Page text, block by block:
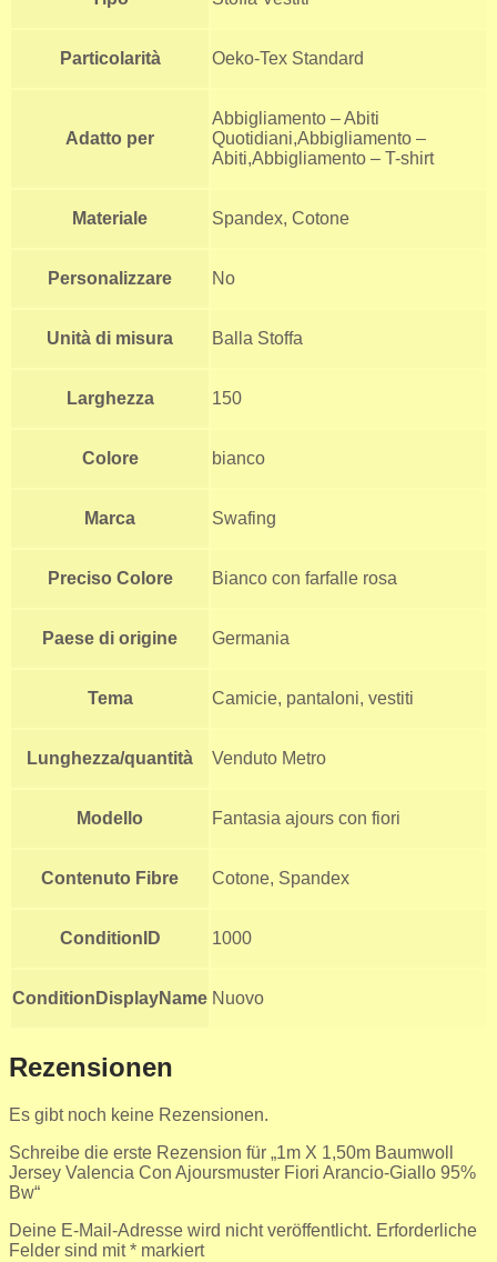
Particolarità Oeko-Tex Standard
Adatto per
Abbigliamento – Abiti
Quotidiani,Abbigliamento –
Abiti,Abbigliamento – T-shirt
Materiale Spandex, Cotone
Personalizzare No
Unità di misura Balla Stoffa
Larghezza 150
Colore bianco
Marca Swafing
Preciso Colore Bianco con farfalle rosa
Paese di origine Germania
Tema Camicie, pantaloni, vestiti
Lunghezza/quantità Venduto Metro
Modello Fantasia ajours con fiori
Contenuto Fibre Cotone, Spandex
ConditionID 1000
ConditionDisplayName Nuovo
Rezensionen
Es gibt noch keine Rezensionen.
Schreibe die erste Rezension für „1m X 1,50m Baumwoll
Jersey Valencia Con Ajoursmuster Fiori Arancio-Giallo 95%
Bw“
Deine E-Mail-Adresse wird nicht veröffentlicht. Erforderliche
Felder sind mit* markiert